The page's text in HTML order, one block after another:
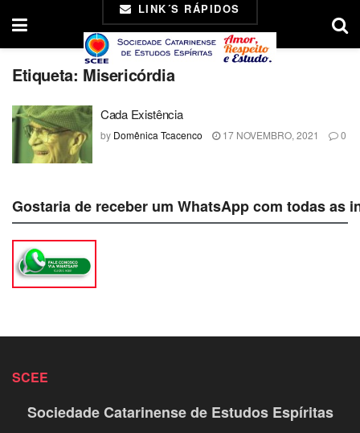
LINK´S RÁPIDOS
Etiqueta: Misericórdia
Cada Existência
by Domênica Tcacenco 17 NOVEMBRO, 2021 0
Gostaria de receber um WhatsApp com todas
SCEE
Sociedade Catarinense de Estudos Espíritas